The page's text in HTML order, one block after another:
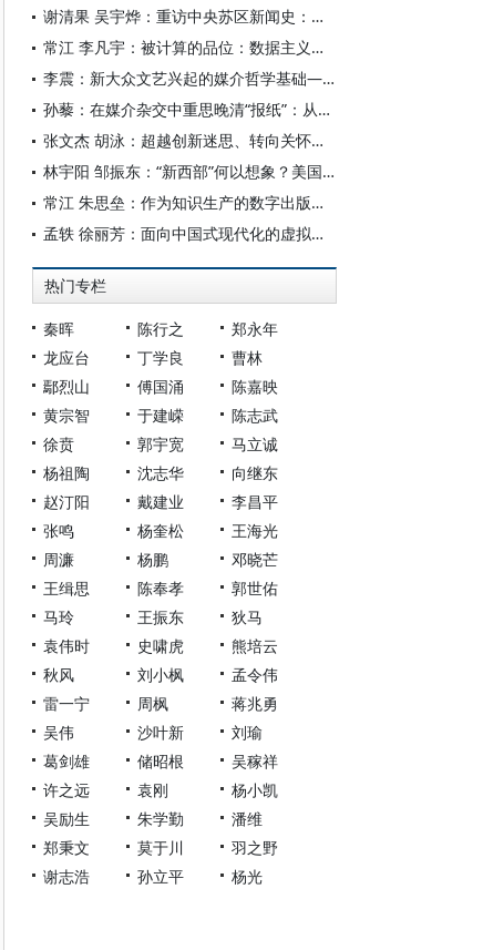
谢清果 吴宇烨：重访中央苏区新闻史：基于“人—物”媒介网络化视角
常江 李凡宇：被计算的品位：数据主义电影美学的形成与后果
李震：新大众文艺兴起的媒介哲学基础——兼谈人本主义媒介哲学
孙藜：在媒介杂交中重思晚清“报纸”：从电传上谕说起
张文杰 胡泳：超越创新迷思、转向关怀伦理：“维护”与“修复”作为媒介研究的可持续性视角
林宇阳 邹振东：“新西部”何以想象？美国“西进运动”中的摄影图像
常江 朱思垒：作为知识生产的数字出版：媒介逻辑与文化生态
孟轶 徐丽芳：面向中国式现代化的虚拟现实媒介叙事框架刍议
热门专栏
秦晖 陈行之
郑永年
龙应台
丁学良
曹林
鄢烈山
傅国涌
陈嘉映
黄宗智
于建嵘
陈志武
徐贲
郭宇宽
马立诚
杨祖陶
沈志华
向继东
赵汀阳
戴建业
李昌平
张鸣
杨奎松
王海光
周濂
杨鹏
邓晓芒
王缉思
陈奉孝
郭世佑
马玲
王振东
狄马
袁伟时
史啸虎
熊培云
秋风
刘小枫
孟令伟
雷一宁
周枫
蒋兆勇
吴伟
沙叶新
刘瑜
葛剑雄
储昭根
吴稼祥
许之远
袁刚
杨小凯
吴励生
朱学勤
潘维
郑秉文
莫于川
羽之野
谢志浩
孙立平 杨光